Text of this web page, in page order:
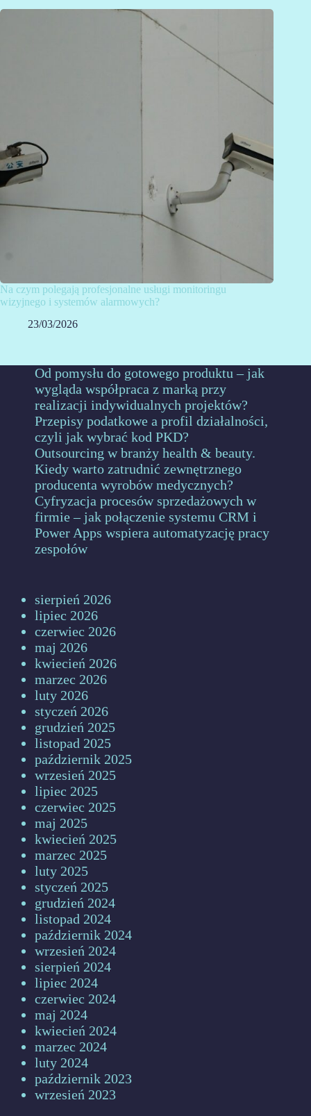
Na czym polegają profesjonalne usługi monitoringu
wizyjnego i systemów alarmowych?
23/03/2026
Od pomysłu do gotowego produktu – jak
wygląda współpraca z marką przy
realizacji indywidualnych projektów?
Przepisy podatkowe a profil działalności,
czyli jak wybrać kod PKD?
Outsourcing w branży health & beauty.
Kiedy warto zatrudnić zewnętrznego
producenta wyrobów medycznych?
Cyfryzacja procesów sprzedażowych w
firmie – jak połączenie systemu CRM i
Power Apps wspiera automatyzację pracy
zespołów
sierpień 2026
lipiec 2026
czerwiec 2026
maj 2026
kwiecień 2026
marzec 2026
luty 2026
styczeń 2026
grudzień 2025
listopad 2025
październik 2025
wrzesień 2025
lipiec 2025
czerwiec 2025
maj 2025
kwiecień 2025
marzec 2025
luty 2025
styczeń 2025
grudzień 2024
listopad 2024
październik 2024
wrzesień 2024
sierpień 2024
lipiec 2024
czerwiec 2024
maj 2024
kwiecień 2024
marzec 2024
luty 2024
październik 2023
wrzesień 2023